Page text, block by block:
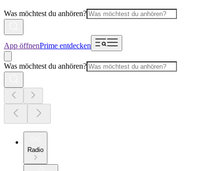
Was möchtest du anhören?
App öffnenPrime entdecken
Was möchtest du anhören?
Radio